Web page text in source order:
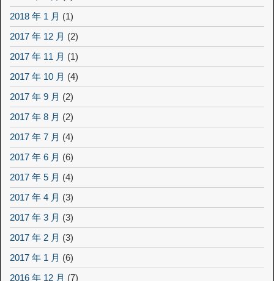
2018 年 1 月 (1)
2017 年 12 月 (2)
2017 年 11 月 (1)
2017 年 10 月 (4)
2017 年 9 月 (2)
2017 年 8 月 (2)
2017 年 7 月 (4)
2017 年 6 月 (6)
2017 年 5 月 (4)
2017 年 4 月 (3)
2017 年 3 月 (3)
2017 年 2 月 (3)
2017 年 1 月 (6)
2016 年 12 月 (7)